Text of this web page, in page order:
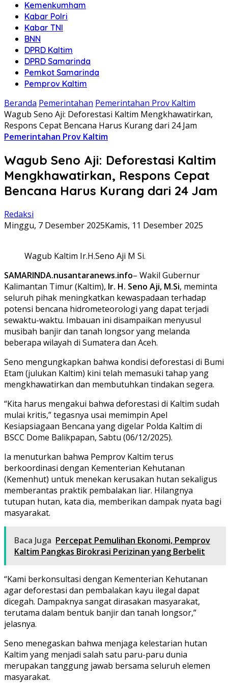
Kemenkumham
Kabar Polri
Kabar TNI
BNN
DPRD Kaltim
DPRD Samarinda
Pemkot Samarinda
Pemprov Kaltim
Beranda Pemerintahan Pemerintahan Prov Kaltim
Wagub Seno Aji: Deforestasi Kaltim Mengkhawatirkan,
Respons Cepat Bencana Harus Kurang dari 24 Jam
Pemerintahan Prov Kaltim
Wagub Seno Aji: Deforestasi Kaltim
Mengkhawatirkan, Respons Cepat
Bencana Harus Kurang dari 24 Jam
Redaksi
Minggu, 7 Desember 2025Kamis, 11 Desember 2025
Wagub Kaltim Ir.H.Seno Aji M Si.
SAMARINDA.nusantaranews.info– Wakil Gubernur
Kalimantan Timur (Kaltim), Ir. H. Seno Aji, M.Si, meminta
seluruh pihak meningkatkan kewaspadaan terhadap
potensi bencana hidrometeorologi yang dapat terjadi
sewaktu-waktu. Imbauan ini disampaikan menyusul
musibah banjir dan tanah longsor yang melanda
beberapa wilayah di Sumatera dan Aceh.
Seno mengungkapkan bahwa kondisi deforestasi di Bumi
Etam (julukan Kaltim) kini telah memasuki tahap yang
mengkhawatirkan dan membutuhkan tindakan segera.
“Kita harus mengakui bahwa deforestasi di Kaltim sudah
mulai kritis,” tegasnya usai memimpin Apel
Kesiapsiagaan Bencana yang digelar Polda Kaltim di
BSCC Dome Balikpapan, Sabtu (06/12/2025).
Ia menuturkan bahwa Pemprov Kaltim terus
berkoordinasi dengan Kementerian Kehutanan
(Kemenhut) untuk menekan kerusakan hutan sekaligus
memberantas praktik pembalakan liar. Hilangnya
tutupan hutan, kata dia, memberikan dampak nyata bagi
masyarakat.
Baca Juga Percepat Pemulihan Ekonomi, Pemprov
Kaltim Pangkas Birokrasi Perizinan yang Berbelit
“Kami berkonsultasi dengan Kementerian Kehutanan
agar deforestasi dan pembalakan kayu ilegal dapat
dicegah. Dampaknya sangat dirasakan masyarakat,
terutama dalam bentuk banjir dan tanah longsor,”
jelasnya.
Seno menegaskan bahwa menjaga kelestarian hutan
Kaltim yang menjadi salah satu paru-paru dunia
merupakan tanggung jawab bersama seluruh elemen
masyarakat.